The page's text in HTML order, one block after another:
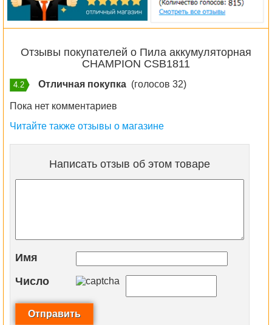
Отзывы покупателей о Пила аккумуляторная
CHAMPION CSB1811
4.2 Отличная покупка (голосов 32)
Пока нет комментариев
Читайте также отзывы о магазине
Написать отзыв об этом товаре
Имя
Число